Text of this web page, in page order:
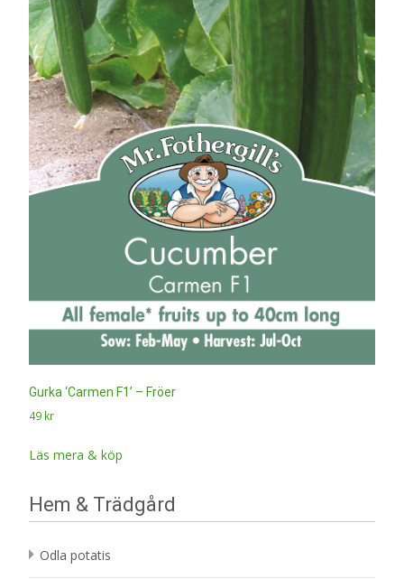
Gurka ‘Carmen F1’ – Fröer
49 kr
Läs mera & köp
Hem & Trädgård
Odla potatis